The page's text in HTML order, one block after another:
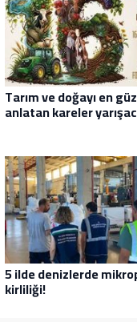
Tarım ve doğayı en
anlatan kareler
5 ilde denizlerde
kirliliği!